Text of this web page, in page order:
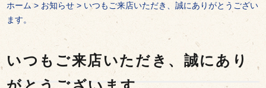
o
n
ホーム> お知らせ > いつもご来店いただき、誠にありがとうござい
ます。
いつもご来店いただき、誠にあり